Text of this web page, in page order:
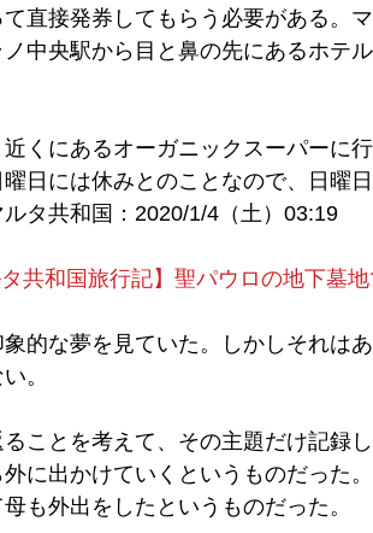
直接発券してもらう必要がある。
中央駅から目と鼻の先にあるホテ
くにあるオーガニックスーパーに
日には休みとのことなので、日曜
タ共和国：2020/1/4（土）03:19
共和国旅行記】聖パウロの地下墓
的な夢を見ていた。しかしそれは
。
ことを考えて、その主題だけ記録
に出かけていくというものだった
も外出をしたというものだった。